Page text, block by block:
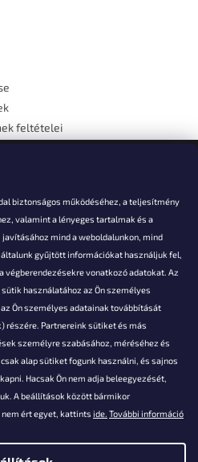
biztonságos működéséhez, a teljesítmény
valamint a lényeges tartalmak és a
mind a weboldalunkon, mind
gyűjtött információkat használjuk fel,
végberendezésekre vonatkozó adatokat. Az
használatához az Ön személyes
Ön személyes adatainak továbbítását
részére. Partnereink sütiket és más
személyre szabásához, méréséhez és
alap sütiket fogunk használni, és sajnos
Hacsak Ön nem adja beleegyezését,
A beállítások között bármikor
ért egyet, kattints ide. További információ
feltételei